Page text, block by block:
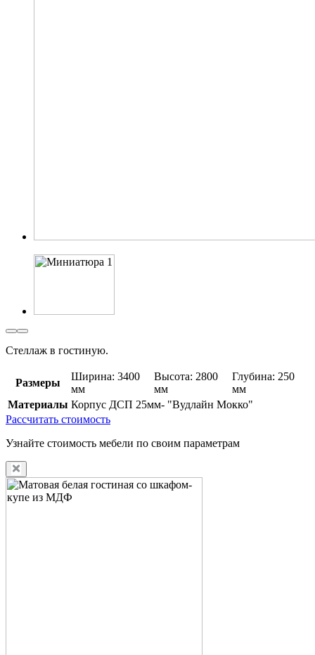
Стеллаж в гостиную.
Размеры
Ширина: 3400
мм
Высота: 2800
мм
Глубина: 250
мм
Материалы Корпус ДСП 25мм- "Вудлайн Мокко"
Рассчитать стоимость
Узнайте стоимость мебели по своим параметрам